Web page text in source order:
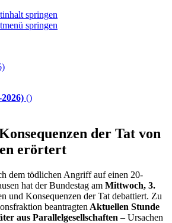
springen
springen
()
der Tat von
erörtert
dem tödlichen Angriff auf einen 20-
hat der Bundestag am Mittwoch, 3.
und Konsequenzen der Tat debattiert. Zu
beantragten Aktuellen Stunde
aus Parallelgesellschaften – Ursachen